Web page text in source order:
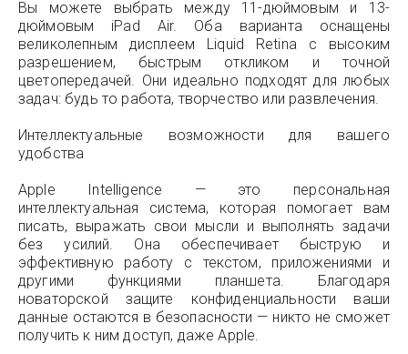
Вы можете выбрать между 11-дюймовым и 13-
дюймовым iPad Air. Оба варианта оснащены
великолепным дисплеем Liquid Retina с высоким
разрешением, быстрым откликом и точной
цветопередачей. Они идеально подходят для любых
задач: будь то работа, творчество или развлечения.
Интеллектуальные возможности для вашего
удобства
Apple Intelligence — это персональная
интеллектуальная система, которая помогает вам
писать, выражать свои мысли и выполнять задачи
без усилий. Она обеспечивает быструю и
эффективную работу с текстом, приложениями и
другими функциями планшета. Благодаря
новаторской защите конфиденциальности ваши
данные остаются в безопасности — никто не сможет
получить к ним доступ, даже Apple.